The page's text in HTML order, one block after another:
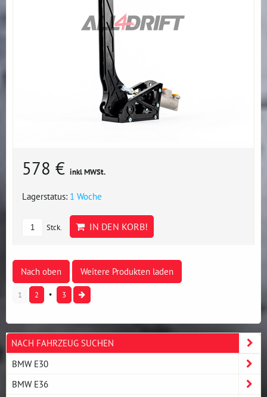
578 € inkl MWSt.
Lagerstatus: 1 Woche
Stck. IN DEN KORB!
Nach oben Weitere Produkten laden
1 2 3
NACH FAHRZEUG SUCHEN
BMW E30
BMW E36